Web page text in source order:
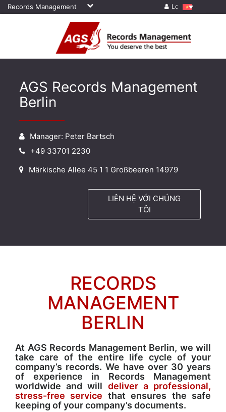
Records Management Log in
AGS Records Management
Berlin
Manager: Peter Bartsch
+49 33701 2230
Märkische Allee 45 1 1 Großbeeren 14979
LIÊN HỆ VỚI CHÚNG
TÔI
RECORDS
MANAGEMENT
BERLIN
At AGS Records Management Berlin, we will
take care of the entire life cycle of your
company’s records. We have over 30 years
of experience in Records Management
worldwide and will deliver a professional,
stress-free service that ensures the safe
keeping of your company’s documents.